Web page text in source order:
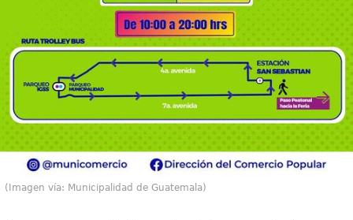
(Imagen vía: Municipalidad de Guatemala)